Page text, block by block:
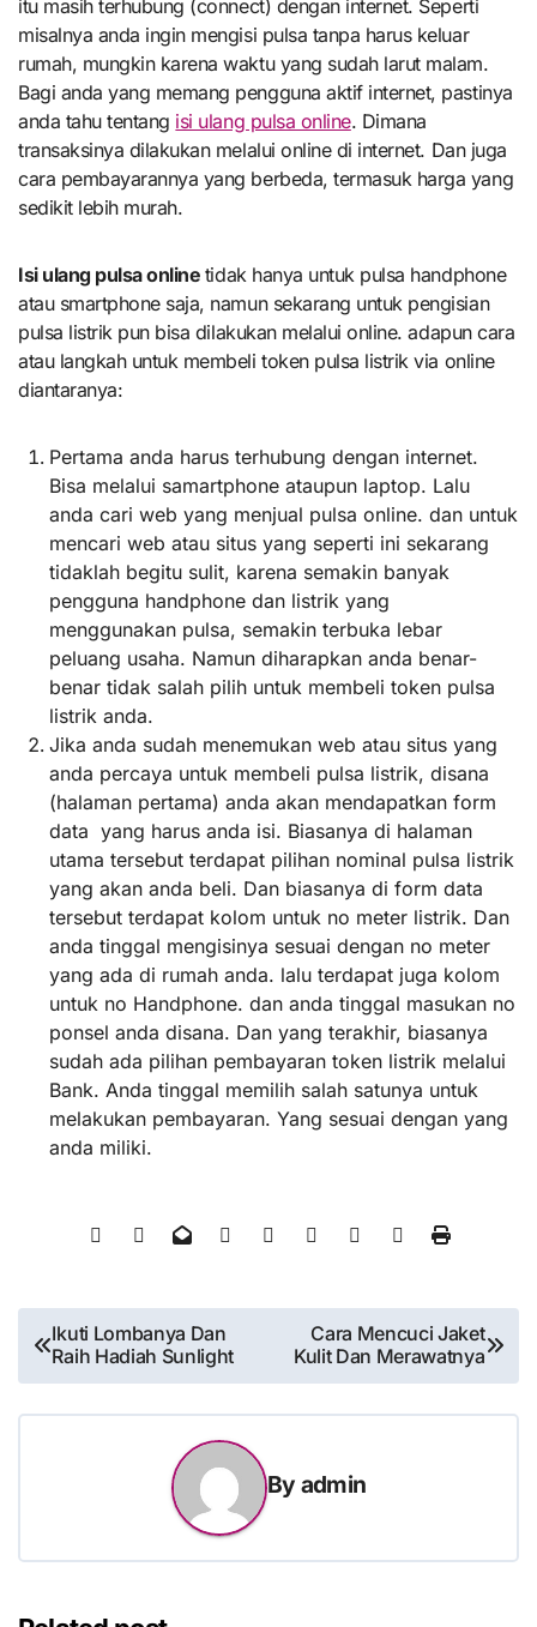
itu masih terhubung (connect) dengan internet. Seperti
misalnya anda ingin mengisi pulsa tanpa harus keluar
rumah, mungkin karena waktu yang sudah larut malam.
Bagi anda yang memang pengguna aktif internet, pastinya
anda tahu tentang isi ulang pulsa online. Dimana
transaksinya dilakukan melalui online di internet. Dan juga
cara pembayarannya yang berbeda, termasuk harga yang
sedikit lebih murah.
Isi ulang pulsa online tidak hanya untuk pulsa handphone
atau smartphone saja, namun sekarang untuk pengisian
pulsa listrik pun bisa dilakukan melalui online. adapun cara
atau langkah untuk membeli token pulsa listrik via online
diantaranya:
Pertama anda harus terhubung dengan internet.
Bisa melalui samartphone ataupun laptop. Lalu
anda cari web yang menjual pulsa online. dan untuk
mencari web atau situs yang seperti ini sekarang
tidaklah begitu sulit, karena semakin banyak
pengguna handphone dan listrik yang
menggunakan pulsa, semakin terbuka lebar
peluang usaha. Namun diharapkan anda benar-
benar tidak salah pilih untuk membeli token pulsa
listrik anda.
Jika anda sudah menemukan web atau situs yang
anda percaya untuk membeli pulsa listrik, disana
(halaman pertama) anda akan mendapatkan form
data yang harus anda isi. Biasanya di halaman
utama tersebut terdapat pilihan nominal pulsa listrik
yang akan anda beli. Dan biasanya di form data
tersebut terdapat kolom untuk no meter listrik. Dan
anda tinggal mengisinya sesuai dengan no meter
yang ada di rumah anda. lalu terdapat juga kolom
untuk no Handphone. dan anda tinggal masukan no
ponsel anda disana. Dan yang terakhir, biasanya
sudah ada pilihan pembayaran token listrik melalui
Bank. Anda tinggal memilih salah satunya untuk
melakukan pembayaran. Yang sesuai dengan yang
anda miliki.
Post
navigation
Ikuti Lombanya Dan
Raih Hadiah Sunlight
Cara Mencuci Jaket
Kulit Dan Merawatnya
By admin